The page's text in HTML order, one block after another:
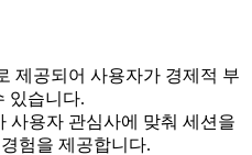
제공되어 사용자가 경제적 부
있습니다.
사용자 관심사에 맞춰 세션을
험을 제공합니다.